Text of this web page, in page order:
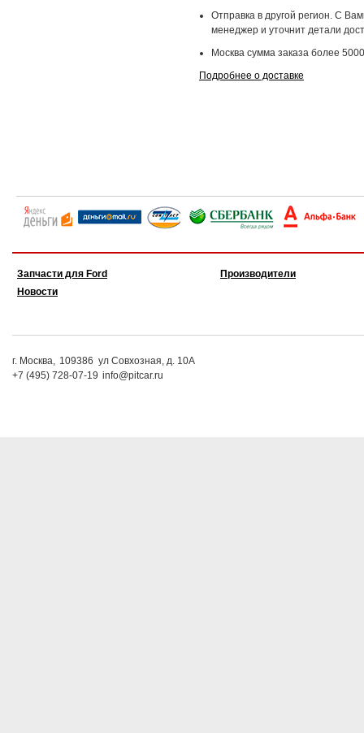
Отправка в другой регион. С
менеджер и уточнит детали
Москва сумма заказа более
Подробнее о доставке
Запчасти для Ford
Новости
Производители
г. Москва, 109386 ул Совхозная, д. 10А
+7 (495) 728-07-19 info@pitcar.ru